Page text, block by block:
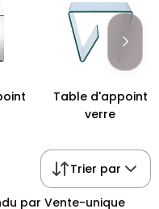
Table d'appoint
verre
Trier par
par Vente-unique